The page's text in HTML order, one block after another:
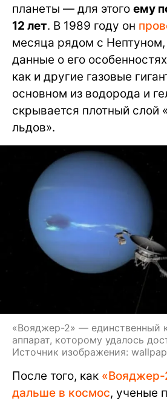
планеты — для этого ему
12 лет. В 1989 году он
месяца рядом с Нептуном,
данные о его
как и другие газовые
основном из водорода и
скрывается плотный слой
льдов».
«Вояджер-2» — единственный
аппарат, которому удалось
Источник изображения:
После того, как «Вояджер-
дальше в космос, ученые